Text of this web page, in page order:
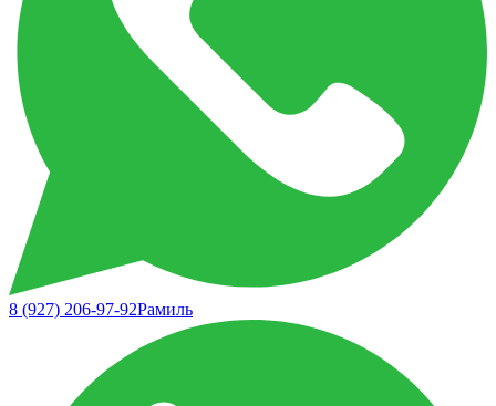
8 (927) 206-97-92Рамиль